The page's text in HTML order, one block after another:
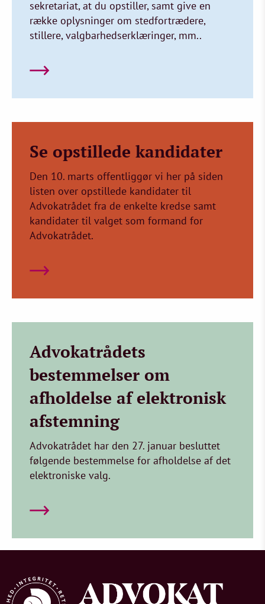
sekretariat, at du opstiller, samt give en
række oplysninger om stedfortrædere,
stillere, valgbarhedserklæringer, mm..
Se opstillede kandidater
Den 10. marts offentliggør vi her på siden
listen over opstillede kandidater til
Advokatrådet fra de enkelte kredse samt
kandidater til valget som formand for
Advokatrådet.
Advokatrådets
bestemmelser om
afholdelse af elektronisk
afstemning
Advokatrådet har den 27. januar besluttet
følgende bestemmelse for afholdelse af det
elektroniske valg.